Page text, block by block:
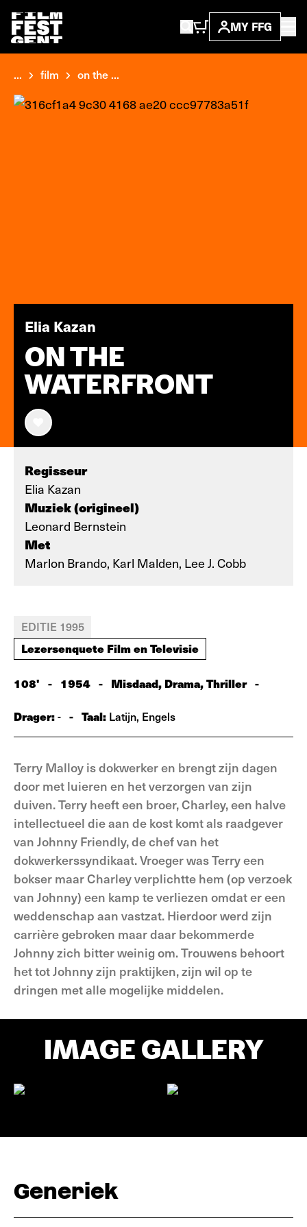
MY FFG
... film on the ...
Elia Kazan
ON THE
WATERFRONT
Regisseur
Elia Kazan
Muziek (origineel)
Leonard Bernstein
Met
Marlon Brando, Karl Malden, Lee J. Cobb
EDITIE 1995
Lezersenquete Film en Televisie
108' - 1954 - Misdaad, Drama, Thriller -
Drager:- - Taal: Latijn, Engels
Terry Malloy is dokwerker en brengt zijn dagen
door met luieren en het verzorgen van zijn
duiven. Terry heeft een broer, Charley, een halve
intellectueel die aan de kost komt als raadgever
van Johnny Friendly, de chef van het
dokwerkerssyndikaat. Vroeger was Terry een
bokser maar Charley verplichtte hem (op verzoek
van Johnny) een kamp te verliezen omdat er een
weddenschap aan vastzat. Hierdoor werd zijn
carrière gebroken maar daar bekommerde
Johnny zich bitter weinig om. Trouwens behoort
het tot Johnny zijn praktijken, zijn wil op te
dringen met alle mogelijke middelen.
IMAGE GALLERY
Generiek